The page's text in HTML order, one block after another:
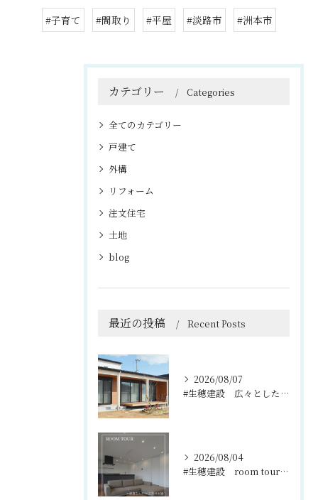
#子育て #間取り #平屋 #淡路市 #洲本市
カテゴリー Categories
全てのカテゴリー
戸建て
外構
リフォーム
注文住宅
土地
blog
最近の投稿 Recent Posts
2026/08/07
#生穂建設 広々としたウッドデッキは、室内と庭を繋ぐ心地よい...
2026/08/04
#生穂建設 room tour🏠